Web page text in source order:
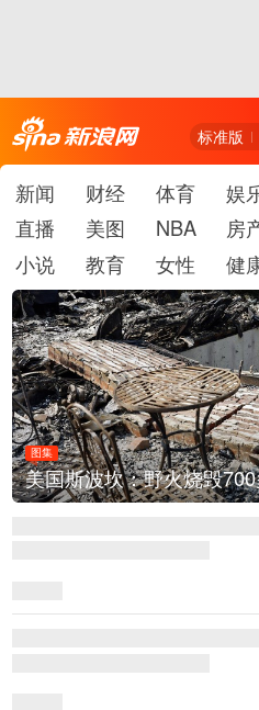
标准版
新闻 财经 体育 娱
直播
美图 NBA 房
小说
教育 女性 健
图集
叙利亚：大